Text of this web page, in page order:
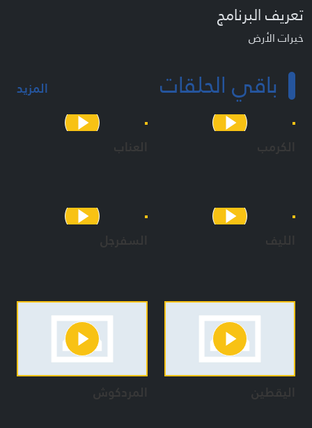
تعريف البرنامج
خيرات الأرض
باقي الحلقات المزيد
الكرمب العناب
الليف السفرجل
اليقطين المردكوش